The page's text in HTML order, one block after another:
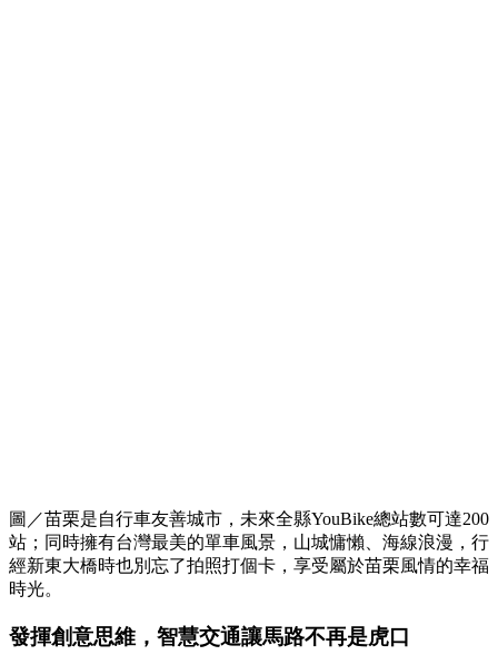
圖／苗栗是自行車友善城市，未來全縣YouBike總站數可達200
站；同時擁有台灣最美的單車風景，山城慵懶、海線浪漫，行
經新東大橋時也別忘了拍照打個卡，享受屬於苗栗風情的幸福
時光。
發揮創意思維，智慧交通讓馬路不再是虎口